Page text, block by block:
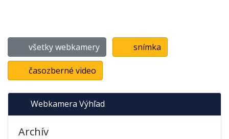
všetky webkamery snímka
časozberné video
Webkamera Výhľad
Archív